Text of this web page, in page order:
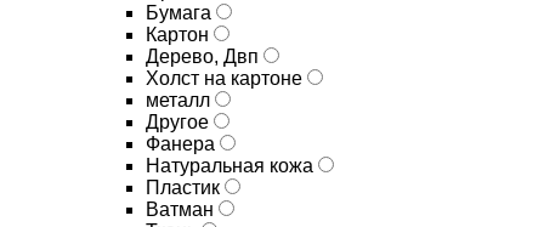
Бумага
Картон
Дерево, Двп
Холст на картоне
металл
Другое
Фанера
Натуральная кожа
Пластик
Ватман